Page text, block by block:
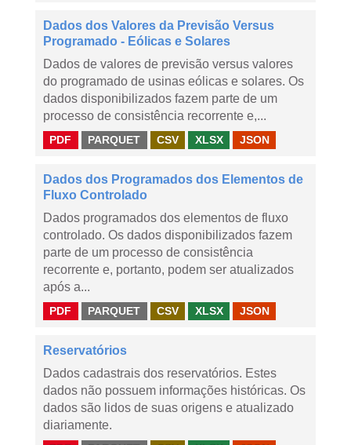
Dados dos Valores da Previsão Versus
Programado - Eólicas e Solares
Dados de valores de previsão versus valores
do programado de usinas eólicas e solares. Os
dados disponibilizados fazem parte de um
processo de consistência recorrente e,...
PDF PARQUET CSV XLSX JSON
Dados dos Programados dos Elementos de
Fluxo Controlado
Dados programados dos elementos de fluxo
controlado. Os dados disponibilizados fazem
parte de um processo de consistência
recorrente e, portanto, podem ser atualizados
após a...
PDF PARQUET CSV XLSX JSON
Reservatórios
Dados cadastrais dos reservatórios. Estes
dados não possuem informações históricas. Os
dados são lidos de suas origens e atualizado
diariamente.